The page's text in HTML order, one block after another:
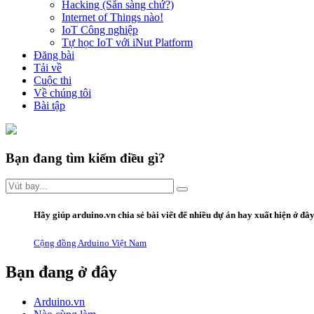
Hacking (Sẵn sàng chứ?)
Internet of Things nào!
IoT Công nghiệp
Tự học IoT với iNut Platform
Đăng bài
Tải về
Cuộc thi
Về chúng tôi
Bài tập
Bạn đang tìm kiếm điều gì?
Hãy giúp arduino.vn chia sẻ bài viết để nhiều dự án hay xuất hiện ở
Cộng đồng Arduino Việt Nam
Bạn đang ở đây
Arduino.vn